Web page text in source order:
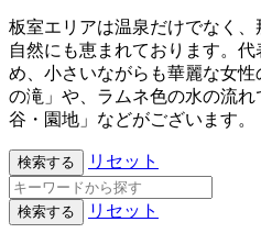
板室エリアは温泉だけでなく
自然にも恵まれております。
め、小さいながらも華麗な女
の滝」や、ラムネ色の水の流
谷・園地」などがございます。
検索する リセット
検索する リセット